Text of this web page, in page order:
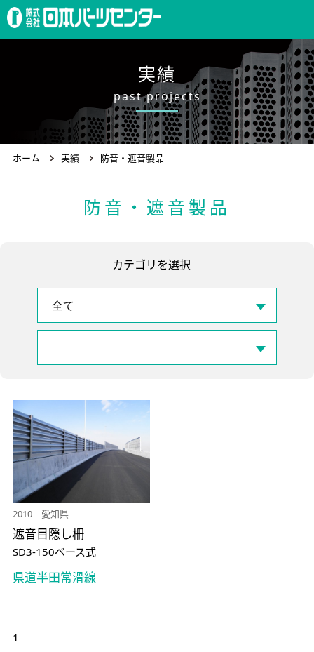
ホーム
製品案内
会社概要
お問合わせ
実績
past projects
ホーム 実績 防音・遮音製品
防音・遮音製品
カテゴリを選択
2010 愛知県
遮音目隠し柵
SD3-150ベース式
県道半田常滑線
1